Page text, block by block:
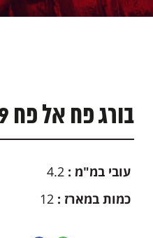
בורג פח אל פח 19 מ"מ מגולוון – ראש לבן – ראש קודח – קופסא 1000 יח'
עובי במ"מ :
כמות במארז :